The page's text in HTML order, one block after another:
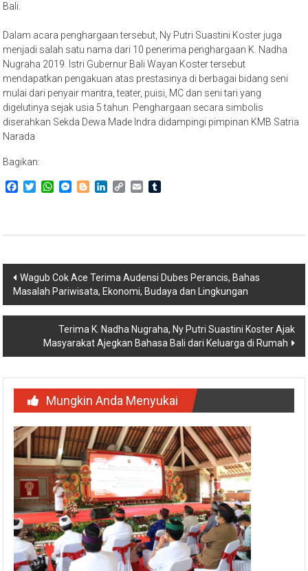
Bali.
Dalam acara penghargaan tersebut, Ny Putri Suastini Koster juga
menjadi salah satu nama dari 10 penerima penghargaan K. Nadha
Nugraha 2019. Istri Gubernur Bali Wayan Koster tersebut
mendapatkan pengakuan atas prestasinya di berbagai bidang seni
mulai dari penyair mantra, teater, puisi, MC dan seni tari yang
digelutinya sejak usia 5 tahun. Penghargaan secara simbolis
diserahkan Sekda Dewa Made Indra didampingi pimpinan KMB Satria
Narada
Bagikan:
Facebook
TwitterWhatsApp
Messenger
BloggerLinkedIn
Copy Email
Navigasi
pos
Wagub Cok Ace Terima Audensi Dubes Perancis, Bahas
Masalah Pariwisata, Ekonomi, Budaya dan Lingkungan
Terima K. Nadha Nugraha, Ny Putri Suastini Koster Ajak
Masyarakat Ajegkan Bahasa Bali dari Keluarga di Rumah
Mungkin Anda Menyukai